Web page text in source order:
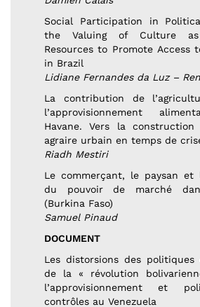
Social Participation in
the Valuing of Culture as
Resources to Promote Access
in Brazil
Lidiane Fernandes da Luz –
La contribution de
l’approvisionnement
Havane. Vers la construction
agraire urbain en temps de
Riadh Mestiri
Le commerçant, le paysan et
du pouvoir de marché
(Burkina Faso)
Samuel Pinaud
DOCUMENT
Les distorsions des politiques
de la « révolution
l’approvisionnement et
contrôles au Venezuela